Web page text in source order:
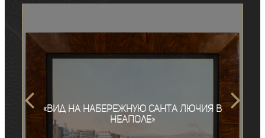
«Вид на набережную Санта Лючия в
Неаполе»